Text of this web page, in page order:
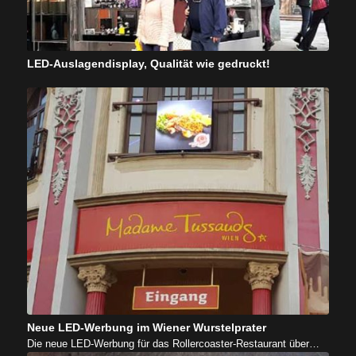
LED-Auslagendisplay, Qualität wie gedruckt!
Neue LED-Werbung im Wiener Wurstelprater
Die neue LED-Werbung für das Rollercoaster-Restaurant über…